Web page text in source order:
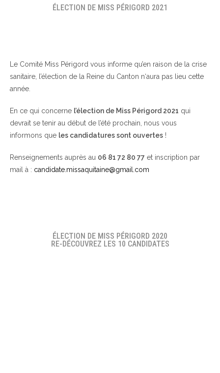
ÉLECTION DE MISS PÉRIGORD 2021
Le Comité Miss Périgord vous informe qu’en raison de la crise
sanitaire, l’élection de la Reine du Canton n‘aura pas lieu cette
année.
En ce qui concerne l’élection de Miss Périgord 2021 qui
devrait se tenir au début de l’été prochain, nous vous
informons que les candidatures sont ouvertes !
Renseignements auprès au 06 81 72 80 77 et inscription par
mail à : candidate.missaquitaine@gmail.com
ÉLECTION DE MISS PÉRIGORD 2020
RE-DÉCOUVREZ LES 10 CANDIDATES